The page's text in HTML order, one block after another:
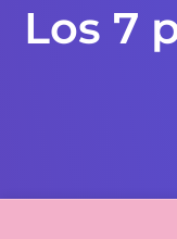
Los 7